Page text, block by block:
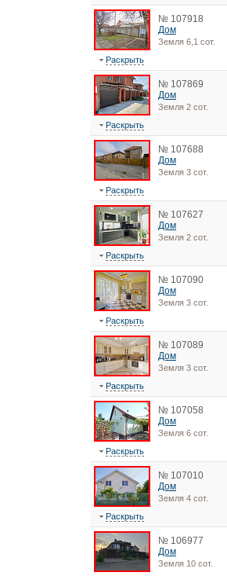
№ 107918
Дом
Земля 6,1 сот.
Раскрыть
№ 107869
Дом
Земля 2 сот.
Раскрыть
№ 107688
Дом
Земля 3 сот.
Раскрыть
№ 107627
Дом
Земля 2 сот.
Раскрыть
№ 107090
Дом
Земля 3 сот.
Раскрыть
№ 107089
Дом
Земля 3 сот.
Раскрыть
№ 107058
Дом
Земля 6 сот.
Раскрыть
№ 107010
Дом
Земля 4 сот.
Раскрыть
№ 106977
Дом
Земля 10 сот.